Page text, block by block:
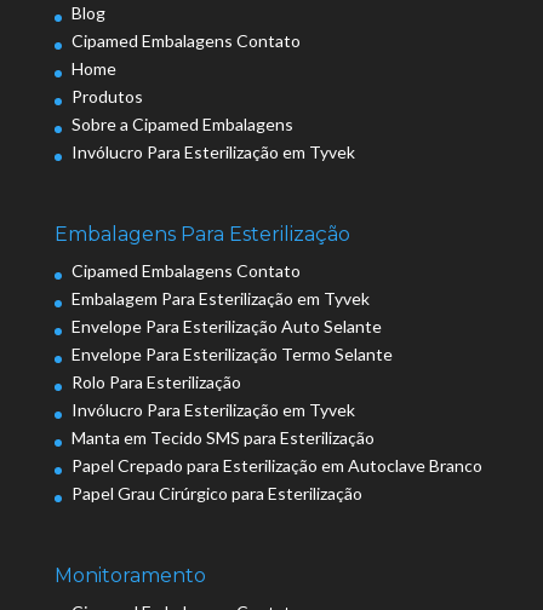
Blog
Cipamed Embalagens Contato
Home
Produtos
Sobre a Cipamed Embalagens
Invólucro Para Esterilização em Tyvek
Embalagens Para Esterilização
Cipamed Embalagens Contato
Embalagem Para Esterilização em Tyvek
Envelope Para Esterilização Auto Selante
Envelope Para Esterilização Termo Selante
Rolo Para Esterilização
Invólucro Para Esterilização em Tyvek
Manta em Tecido SMS para Esterilização
Papel Crepado para Esterilização em Autoclave Branco
Papel Grau Cirúrgico para Esterilização
Monitoramento